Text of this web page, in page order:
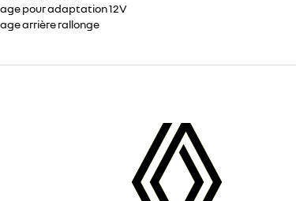
pour adaptation 12V
arrière rallonge